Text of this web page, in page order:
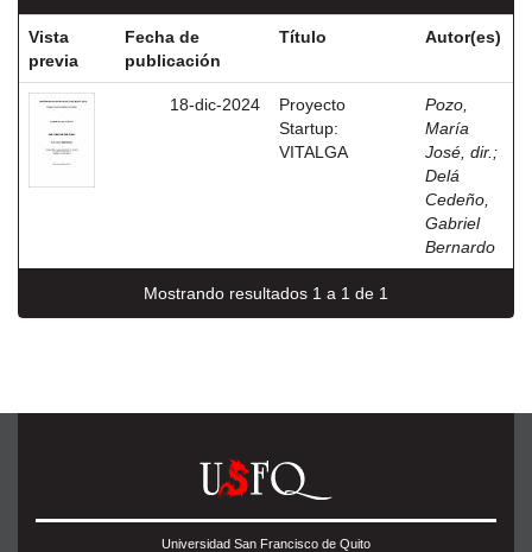
Vista
previa
Fecha de
publicación
Título Autor(es)
18-dic-2024
Proyecto
Startup:
VITALGA
Pozo,
María
José, dir. ;
Delá
Cedeño,
Gabriel
Bernardo
Mostrando resultados 1 a 1 de 1
Universidad San Francisco de Quito